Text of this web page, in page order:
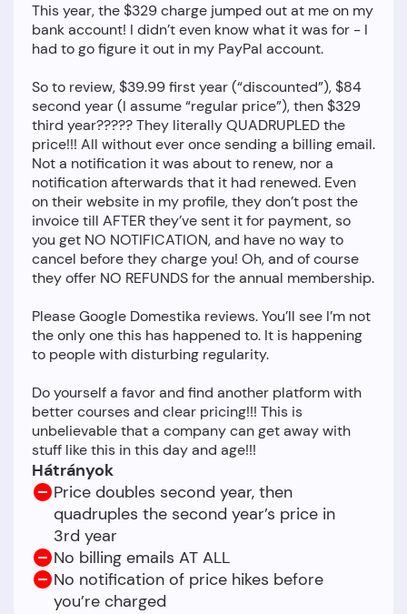
This year, the $329 charge jumped out at me on my
bank account! I didn’t even know what it was for - I
had to go figure it out in my PayPal account.
So to review, $39.99 first year (“discounted”), $84
second year (I assume “regular price”), then $329
third year????? They literally QUADRUPLED the
price!!! All without ever once sending a billing email.
Not a notification it was about to renew, nor a
notification afterwards that it had renewed. Even
on their website in my profile, they don’t post the
invoice till AFTER they’ve sent it for payment, so
you get NO NOTIFICATION, and have no way to
cancel before they charge you! Oh, and of course
they offer NO REFUNDS for the annual membership.
Please Google Domestika reviews. You’ll see I’m not
the only one this has happened to. It is happening
to people with disturbing regularity.
Do yourself a favor and find another platform with
better courses and clear pricing!!! This is
unbelievable that a company can get away with
Hátrányok
Price doubles second year, then
quadruples the second year’s price in
3rd year
No billing emails AT ALL
No notification of price hikes before
you’re charged